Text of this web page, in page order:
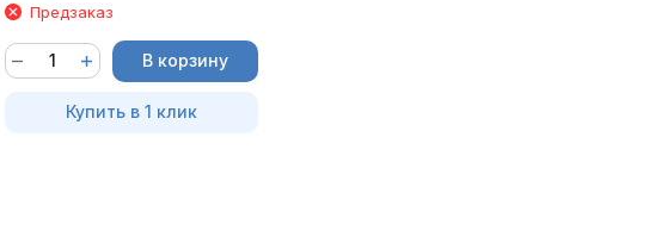
Предзаказ
В корзину
Купить в 1 клик